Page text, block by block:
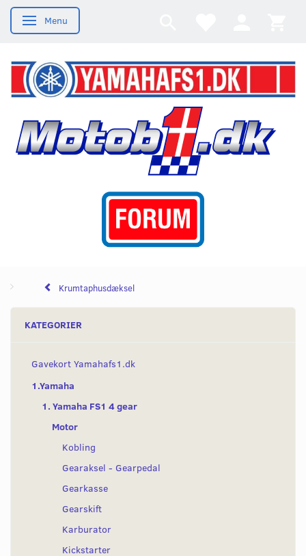
Skifte navigation
Menu
Krumtaphusdæksel
KATEGORIER
Gavekort Yamahafs1.dk
1.Yamaha
1. Yamaha FS1 4 gear
Motor
Kobling
Gearaksel - Gearpedal
Gearkasse
Gearskift
Karburator
Kickstarter